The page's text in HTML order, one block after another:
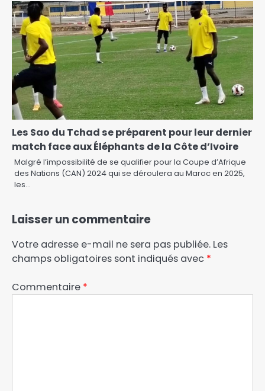
Les Sao du Tchad se préparent pour leur dernier
match face aux Éléphants de la Côte d’Ivoire
Malgré l’impossibilité de se qualifier pour la Coupe d’Afrique
des Nations (CAN) 2024 qui se déroulera au Maroc en 2025,
les…
Laisser un commentaire
Votre adresse e-mail ne sera pas publiée. Les
champs obligatoires sont indiqués avec *
Commentaire *